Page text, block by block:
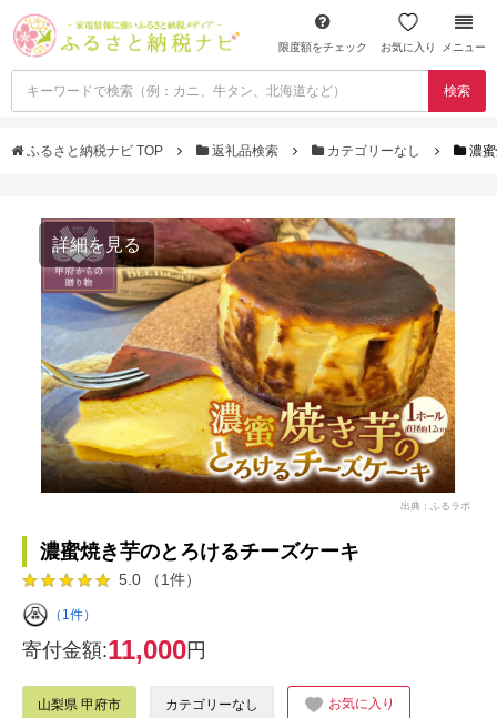
限度額をチェック お気に入り メニュー
検索
ふるさと納税ナビ TOP 返礼品検索 カテゴリーなし 濃
詳細を見る
出典：ふるラボ
濃蜜焼き芋のとろけるチーズケーキ
5.0 （1件）
（1件）
寄付金額:11,000円
山梨県 甲府市 カテゴリーなし お気に入り